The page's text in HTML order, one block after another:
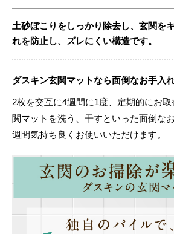
土砂ぼこりをしっかり除去し、玄関を
れを防止し、ズレにくい構造です。
ダスキン玄関マットなら面倒なお手入
2枚を交互に4週間に1度、定期的にお
関マットを洗う、干すといった面倒な
週間気持ち良くお使いいただけます。